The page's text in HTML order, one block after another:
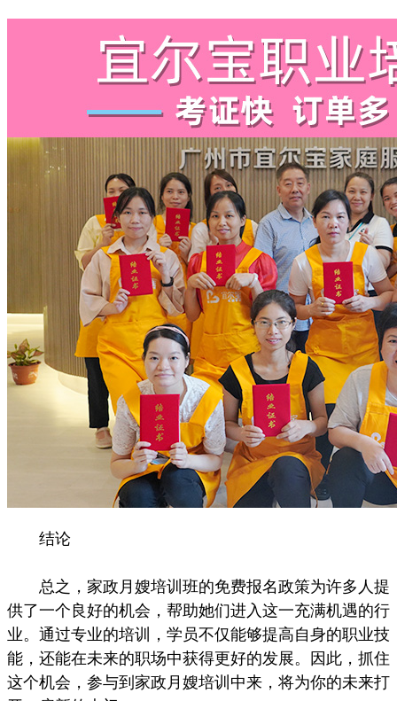
结论
总之，家政月嫂培训班的免费报名政策为许多人提
供了一个良好的机会，帮助她们进入这一充满机遇的行
业。通过专业的培训，学员不仅能够提高自身的职业技
能，还能在未来的职场中获得更好的发展。因此，抓住
这个机会，参与到家政月嫂培训中来，将为你的未来打